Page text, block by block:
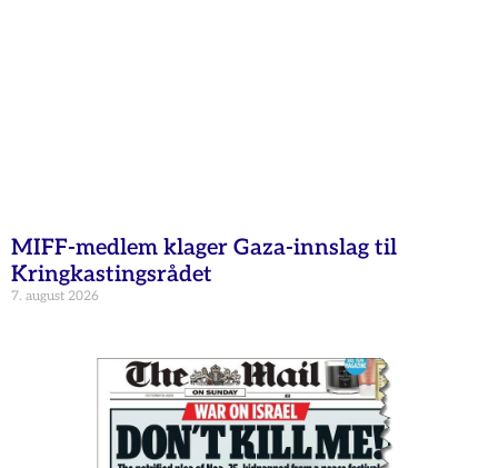
MIFF-medlem klager Gaza-innslag til
Kringkastingsrådet
7. august 2026